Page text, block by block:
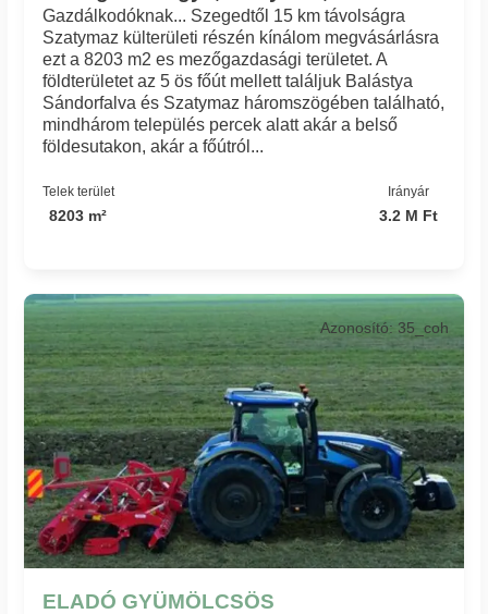
Gazdálkodóknak... Szegedtől 15 km távolságra
Szatymaz külterületi részén kínálom megvásárlásra
ezt a 8203 m2 es mezőgazdasági területet. A
földterületet az 5 ös főút mellett találjuk Balástya
Sándorfalva és Szatymaz háromszögében található,
mindhárom település percek alatt akár a belső
földesutakon, akár a főútról...
Telek terület
8203 m²
Irányár
3.2 M Ft
ELADÓ GYÜMÖLCSÖS
Azonosító: 35_coh